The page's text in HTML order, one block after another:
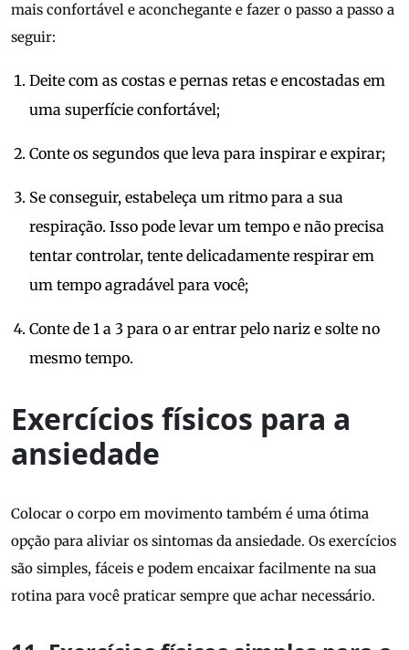
mais confortável e aconchegante e fazer o passo a passo a
seguir:
Deite com as costas e pernas retas e encostadas em
uma superfície confortável;
Conte os segundos que leva para inspirar e expirar;
Se conseguir, estabeleça um ritmo para a sua
respiração. Isso pode levar um tempo e não precisa
tentar controlar, tente delicadamente respirar em
um tempo agradável para você;
Conte de 1 a 3 para o ar entrar pelo nariz e solte no
mesmo tempo.
Exercícios físicos para a
ansiedade
Colocar o corpo em movimento também é uma ótima
opção para aliviar os sintomas da ansiedade. Os exercícios
são simples, fáceis e podem encaixar facilmente na sua
rotina para você praticar sempre que achar necessário.